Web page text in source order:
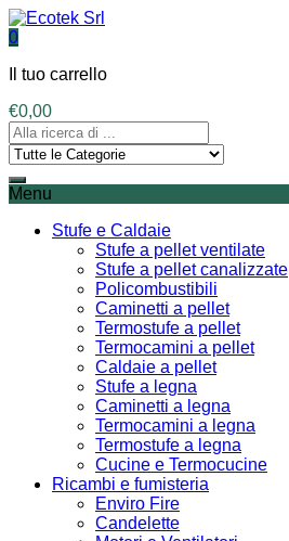
0
Il tuo carrello
€0,00
Menu
Stufe e Caldaie
Stufe a pellet ventilate
Stufe a pellet canalizzate
Policombustibili
Caminetti a pellet
Termostufe a pellet
Termocamini a pellet
Caldaie a pellet
Stufe a legna
Caminetti a legna
Termocamini a legna
Termostufe a legna
Cucine e Termocucine
Ricambi e fumisteria
Enviro Fire
Candelette